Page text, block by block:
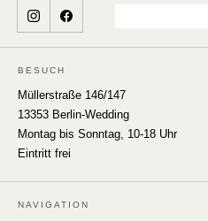
BESUCH
Müllerstraße 146/147
13353 Berlin-Wedding
Montag bis Sonntag, 10-18 Uhr
Eintritt frei
NAVIGATION